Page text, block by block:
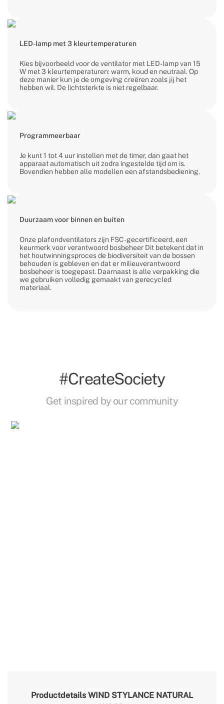
LED-lamp met 3 kleurtemperaturen
Kies bijvoorbeeld voor de ventilator met LED-lamp van 15
W met 3 kleurtemperaturen: warm, koud en neutraal. Op
deze manier kun je de omgeving creëren zoals jij het
hebben wil. De lichtsterkte is niet regelbaar.
Programmeerbaar
Je kunt 1 tot 4 uur instellen met de timer, dan gaat het
apparaat automatisch uit zodra ingestelde tijd om is.
Bovendien hebben alle modellen een afstandsbediening.
Duurzaam voor binnen en buiten
Onze plafondventilators zijn FSC-gecertificeerd, een
keurmerk voor verantwoord bosbeheer Dit betekent dat in
het houtwinningsproces de biodiversiteit van de bossen
behouden is gebleven en dat er milieuverantwoord
bosbeheer is toegepast. Daarnaast is alle verpakking die
we gebruiken volledig gemaakt van gerecycled
materiaal.
#CreateSociety
Get inspired by our community
Productdetails WIND STYLANCE NATURAL